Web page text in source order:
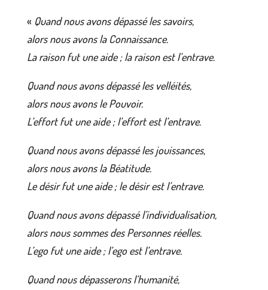
« Quand nous avons dépassé les savoirs,
alors nous avons la Connaissance.
La raison fut une aide ; la raison est l’entrave.
Quand nous avons dépassé les velléités,
alors nous avons le Pouvoir.
L’effort fut une aide ; l’effort est l’entrave.
Quand nous avons dépassé les jouissances,
alors nous avons la Béatitude.
Le désir fut une aide ; le désir est l’entrave.
Quand nous avons dépassé l’individualisation,
alors nous sommes des Personnes réelles.
L’ego fut une aide ; l’ego est l’entrave.
Quand nous dépasserons l’humanité,